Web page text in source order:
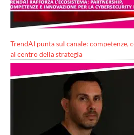
TrendAI punta sul canale: competenze,
al centro della strategia